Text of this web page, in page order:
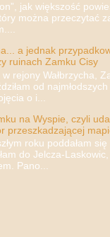
jak większość
można przeczytać
a jednak
ruinach Zamku Cisy
Wałbrzycha,
od
o i...
na Wyspie, czyli
przeszkadzającej
roku poddałam się
do Jelcza-
Pano...